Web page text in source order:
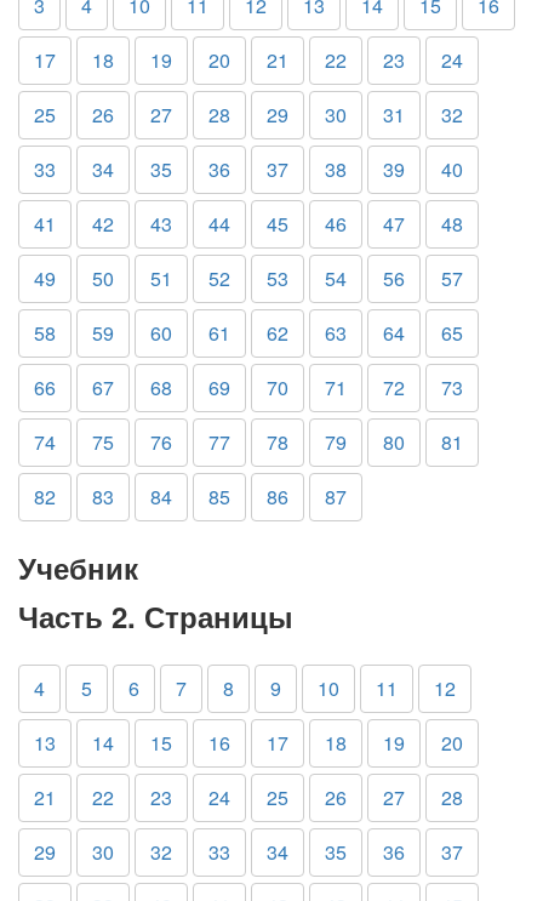
17
18 19 20 21 22 23
24
25
26 27 28 29 30 31
32
33
34 35 36 37 38 39
40
41
42 43 44 45 46 47
48
49
50 51 52 53 54 56
57
58
59 60 61 62 63 64
65
66
67 68 69 70 71 72
73
74
75 76 77 78 79 80
81
82
83 84 85 86 87
Учебник
Часть 2. Страницы
4 5 6 7 8 9 10 11
12
13
14 15 16 17 18 19
20
21
22 23 24 25 26 27
28
29
30 32 33 34 35 36
37